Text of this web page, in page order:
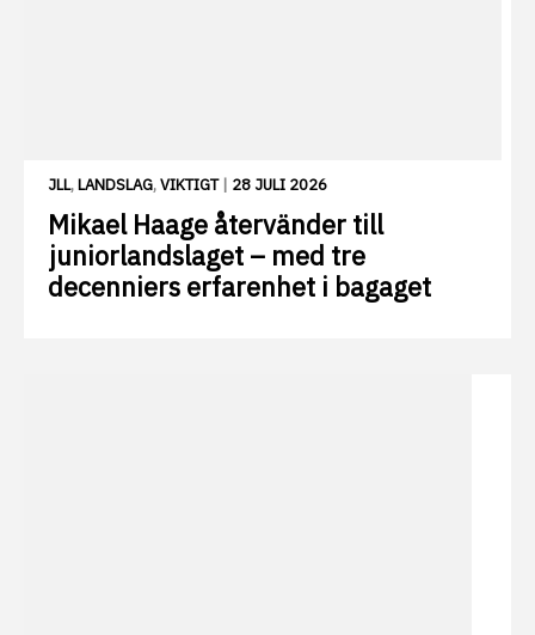
JLL,LANDSLAG,VIKTIGT| 28 JULI 2026
Mikael Haage återvänder till
juniorlandslaget – med tre
decenniers erfarenhet i bagaget